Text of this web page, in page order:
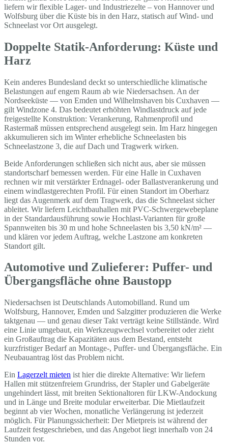
liefern wir flexible Lager- und Industriezelte – von Hannover und
Wolfsburg über die Küste bis in den Harz, statisch auf Wind- und
Schneelast vor Ort ausgelegt.
Doppelte Statik-Anforderung: Küste und
Harz
Kein anderes Bundesland deckt so unterschiedliche klimatische
Belastungen auf engem Raum ab wie Niedersachsen. An der
Nordseeküste — von Emden und Wilhelmshaven bis Cuxhaven —
gilt Windzone 4. Das bedeutet erhöhten Windlastdruck auf jede
freigestellte Konstruktion: Verankerung, Rahmenprofil und
Rastermaß müssen entsprechend ausgelegt sein. Im Harz hingegen
akkumulieren sich im Winter erhebliche Schneelasten bis
Schneelastzone 3, die auf Dach und Tragwerk wirken.
Beide Anforderungen schließen sich nicht aus, aber sie müssen
standortscharf bemessen werden. Für eine Halle in Cuxhaven
rechnen wir mit verstärkter Erdnagel- oder Ballastverankerung und
einem windlastgerechten Profil. Für einen Standort im Oberharz
liegt das Augenmerk auf dem Tragwerk, das die Schneelast sicher
ableitet. Wir liefern Leichtbauhallen mit PVC-Schwergewebeplane
in der Standardausführung sowie Hochlast-Varianten für große
Spannweiten bis 30 m und hohe Schneelasten bis 3,50 kN/m² —
und klären vor jedem Auftrag, welche Lastzone am konkreten
Standort gilt.
Automotive und Zulieferer: Puffer- und
Übergangsfläche ohne Baustopp
Niedersachsen ist Deutschlands Automobilland. Rund um
Wolfsburg, Hannover, Emden und Salzgitter produzieren die Werke
taktgenau — und genau dieser Takt verträgt keine Stillstände. Wird
eine Linie umgebaut, ein Werkzeugwechsel vorbereitet oder zieht
ein Großauftrag die Kapazitäten aus dem Bestand, entsteht
kurzfristiger Bedarf an Montage-, Puffer- und Übergangsfläche. Ein
Neubauantrag löst das Problem nicht.
Ein Lagerzelt mieten ist hier die direkte Alternative: Wir liefern
Hallen mit stützenfreiem Grundriss, der Stapler und Gabelgeräte
ungehindert lässt, mit breiten Sektionaltoren für LKW-Andockung
und in Länge und Breite modular erweiterbar. Die Mietlaufzeit
beginnt ab vier Wochen, monatliche Verlängerung ist jederzeit
möglich. Für Planungssicherheit: Der Mietpreis ist während der
Laufzeit festgeschrieben, und das Angebot liegt innerhalb von 24
Stunden vor.